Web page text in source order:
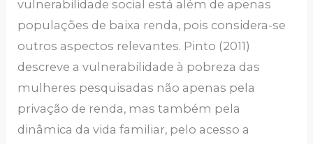
vulnerabilidade social está além de apenas
populações de baixa renda, pois considera-se
outros aspectos relevantes. Pinto (2011)
descreve a vulnerabilidade à pobreza das
mulheres pesquisadas não apenas pela
privação de renda, mas também pela
dinâmica da vida familiar, pelo acesso a